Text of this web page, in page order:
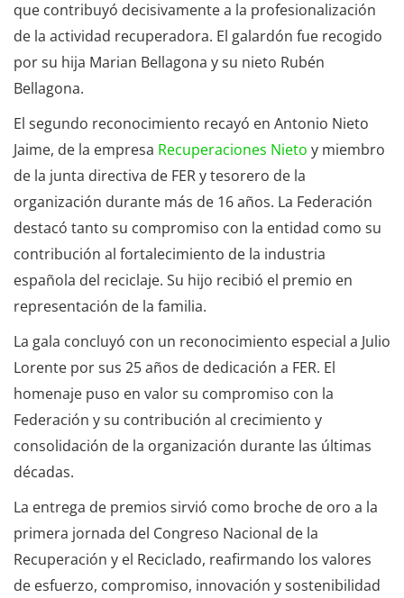
que contribuyó decisivamente a la profesionalización
de la actividad recuperadora. El galardón fue recogido
por su hija Marian Bellagona y su nieto Rubén
Bellagona.
El segundo reconocimiento recayó en Antonio Nieto
Jaime, de la empresa Recuperaciones Nieto y miembro
de la junta directiva de FER y tesorero de la
organización durante más de 16 años. La Federación
destacó tanto su compromiso con la entidad como su
contribución al fortalecimiento de la industria
española del reciclaje. Su hijo recibió el premio en
representación de la familia.
La gala concluyó con un reconocimiento especial a Julio
Lorente por sus 25 años de dedicación a FER. El
homenaje puso en valor su compromiso con la
Federación y su contribución al crecimiento y
consolidación de la organización durante las últimas
décadas.
La entrega de premios sirvió como broche de oro a la
primera jornada del Congreso Nacional de la
Recuperación y el Reciclado, reafirmando los valores
de esfuerzo, compromiso, innovación y sostenibilidad